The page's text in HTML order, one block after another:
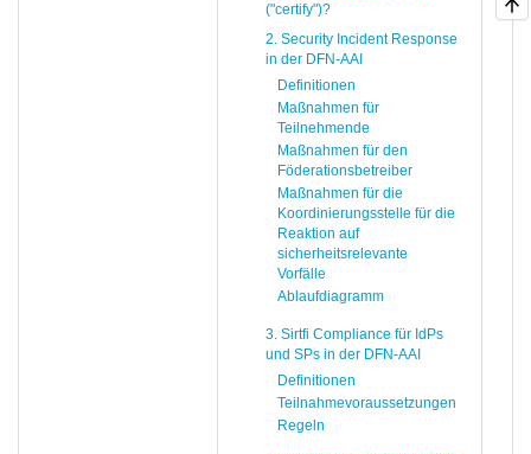
("certify")?
2. Security Incident Response
in der DFN-AAI
Definitionen
Maßnahmen für
Teilnehmende
Maßnahmen für den
Föderationsbetreiber
Maßnahmen für die
Koordinierungsstelle für die
Reaktion auf
sicherheitsrelevante
Vorfälle
Ablaufdiagramm
3. Sirtfi Compliance für IdPs
und SPs in der DFN-AAI
Definitionen
Teilnahmevoraussetzungen
Regeln